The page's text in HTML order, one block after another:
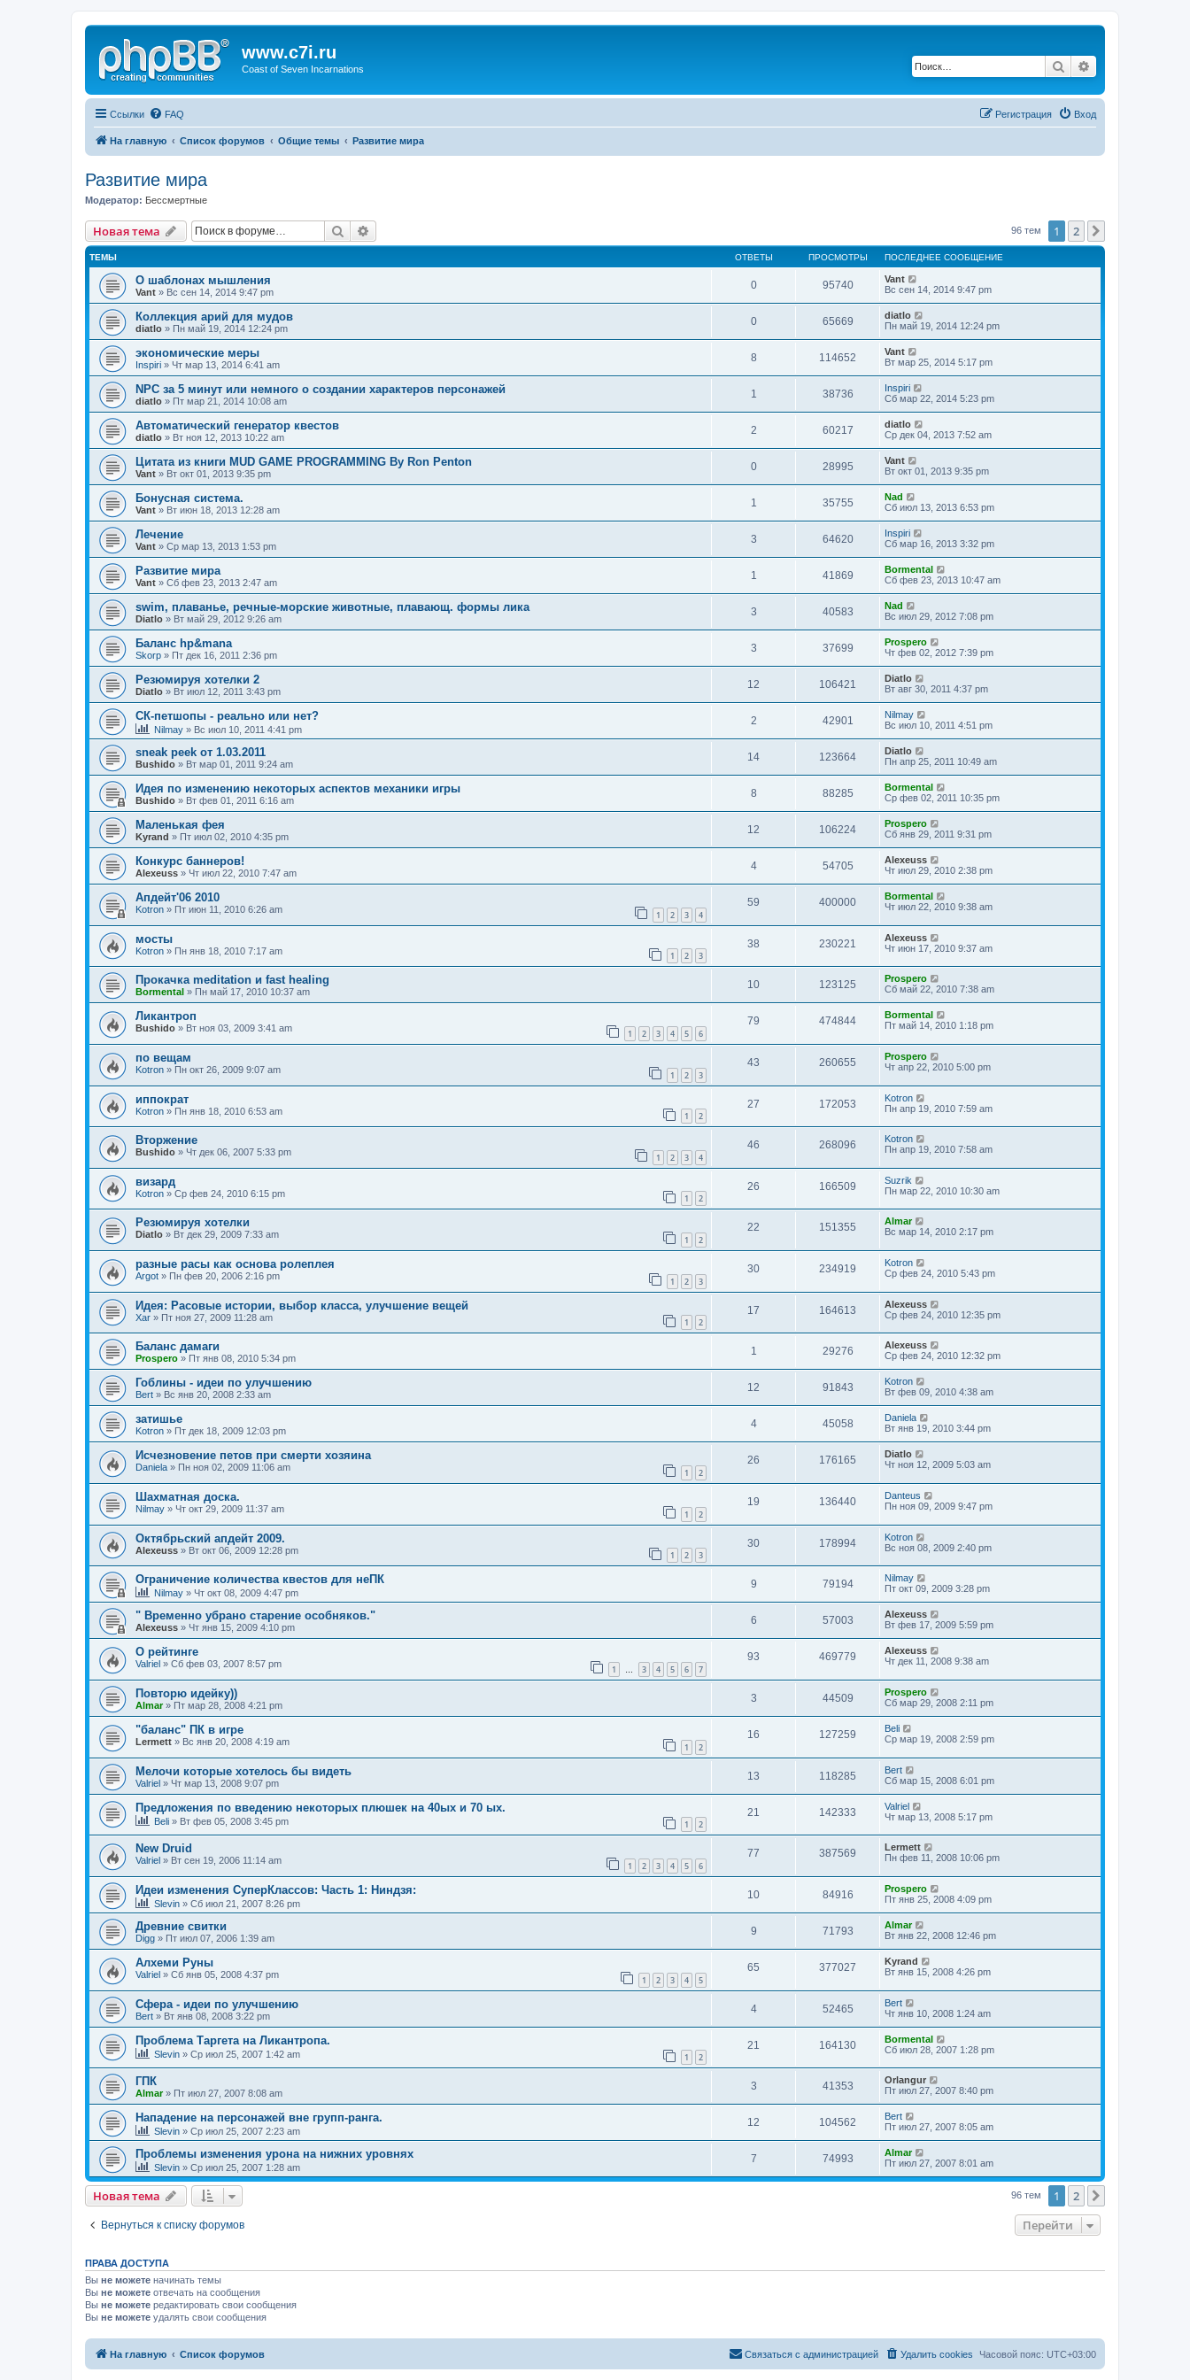
www.c7i.ru
Coast of Seven Incarnations Поиск
Ссылки FAQ Вход
Регистрация
На главную Список форумов Общие темы Развитие мира
Развитие мира
Модератор: Бессмертные
Новая тема Поиск 96 тем 1 2
ТЕМЫ ОТВЕТЫ ПРОСМОТРЫ ПОСЛЕДНЕЕ СООБЩЕНИЕ
О шаблонах мышления
Vant » Вс сен 14, 2014 9:47 pm
0 95740
Vant
Вс сен 14, 2014 9:47 pm
Коллекция арий для мудов
diatlo » Пн май 19, 2014 12:24 pm
0 65669
diatlo
Пн май 19, 2014 12:24 pm
экономические меры
Inspiri » Чт мар 13, 2014 6:41 am
8 114652
Vant
Вт мар 25, 2014 5:17 pm
NPC за 5 минут или немного о создании характеров персонажей
diatlo » Пт мар 21, 2014 10:08 am
1 38736
Inspiri
Сб мар 22, 2014 5:23 pm
Автоматический генератор квестов
diatlo » Вт ноя 12, 2013 10:22 am
2 60217
diatlo
Ср дек 04, 2013 7:52 am
Цитата из книги MUD GAME PROGRAMMING By Ron Penton
Vant » Вт окт 01, 2013 9:35 pm
0 28995
Vant
Вт окт 01, 2013 9:35 pm
Бонусная система.
Vant » Вт июн 18, 2013 12:28 am
1 35755
Nad
Сб июл 13, 2013 6:53 pm
Лечение
Vant » Ср мар 13, 2013 1:53 pm
3 64620
Inspiri
Сб мар 16, 2013 3:32 pm
Развитие мира
Vant » Сб фев 23, 2013 2:47 am
1 41869
Bormental
Сб фев 23, 2013 10:47 am
swim, плаванье, речные-морские животные, плавающ. формы лика
Diatlo » Вт май 29, 2012 9:26 am
3 40583
Nad
Вс июл 29, 2012 7:08 pm
Баланс hp&mana
Skorp » Пт дек 16, 2011 2:36 pm
3 37699
Prospero
Чт фев 02, 2012 7:39 pm
Резюмируя хотелки 2
Diatlo » Вт июл 12, 2011 3:43 pm
12 106421
Diatlo
Вт авг 30, 2011 4:37 pm
СК-петшопы - реально или нет?
Nilmay » Вс июл 10, 2011 4:41 pm
2 42901
Nilmay
Вс июл 10, 2011 4:51 pm
sneak peek от 1.03.2011
Bushido » Вт мар 01, 2011 9:24 am
14 123664
Diatlo
Пн апр 25, 2011 10:49 am
Идея по изменению некоторых аспектов механики игры
Bushido » Вт фев 01, 2011 6:16 am
8 88285
Bormental
Ср фев 02, 2011 10:35 pm
Маленькая фея
Kyrand » Пт июл 02, 2010 4:35 pm
12 106224
Prospero
Сб янв 29, 2011 9:31 pm
Конкурс баннеров!
Alexeuss » Чт июл 22, 2010 7:47 am
4 54705
Alexeuss
Чт июл 29, 2010 2:38 pm
Апдейт'06 2010
Kotron » Пт июн 11, 2010 6:26 am 1 2 3 4
59 400000
Bormental
Чт июл 22, 2010 9:38 am
мосты
Kotron » Пн янв 18, 2010 7:17 am 1 2 3
38 230221
Alexeuss
Чт июн 17, 2010 9:37 am
Прокачка meditation и fast healing
Bormental » Пн май 17, 2010 10:37 am
10 123125
Prospero
Сб май 22, 2010 7:38 am
Ликантроп
Bushido » Вт ноя 03, 2009 3:41 am 1 2 3 4 5 6
79 474844
Bormental
Пт май 14, 2010 1:18 pm
по вещам
Kotron » Пн окт 26, 2009 9:07 am 1 2 3
43 260655
Prospero
Чт апр 22, 2010 5:00 pm
иппократ
Kotron » Пн янв 18, 2010 6:53 am 1 2
27 172053
Kotron
Пн апр 19, 2010 7:59 am
Вторжение
Bushido » Чт дек 06, 2007 5:33 pm 1 2 3 4
46 268096
Kotron
Пн апр 19, 2010 7:58 am
визард
Kotron » Ср фев 24, 2010 6:15 pm 1 2
26 166509
Suzrik
Пн мар 22, 2010 10:30 am
Резюмируя хотелки
Diatlo » Вт дек 29, 2009 7:33 am 1 2
22 151355
Almar
Вс мар 14, 2010 2:17 pm
разные расы как основа ролеплея
Argot » Пн фев 20, 2006 2:16 pm 1 2 3
30 234919
Kotron
Ср фев 24, 2010 5:43 pm
Идея: Расовые истории, выбор класса, улучшение вещей
Xar » Пт ноя 27, 2009 11:28 am 1 2
17 164613
Alexeuss
Ср фев 24, 2010 12:35 pm
Баланс дамаги
Prospero » Пт янв 08, 2010 5:34 pm
1 29276
Alexeuss
Ср фев 24, 2010 12:32 pm
Гоблины - идеи по улучшению
Bert » Вс янв 20, 2008 2:33 am
12 91843
Kotron
Вт фев 09, 2010 4:38 am
затишье
Kotron » Пт дек 18, 2009 12:03 pm
4 45058
Daniela
Вт янв 19, 2010 3:44 pm
Исчезновение петов при смерти хозяина
Daniela » Пн ноя 02, 2009 11:06 am 1 2
26 176165
Diatlo
Чт ноя 12, 2009 5:03 am
Шахматная доска.
Nilmay » Чт окт 29, 2009 11:37 am 1 2
19 136440
Danteus
Пн ноя 09, 2009 9:47 pm
Октябрьский апдейт 2009.
Alexeuss » Вт окт 06, 2009 12:28 pm 1 2 3
30 178994
Kotron
Вс ноя 08, 2009 2:40 pm
Ограничение количества квестов для неПК
Nilmay » Чт окт 08, 2009 4:47 pm
9 79194
Nilmay
Пт окт 09, 2009 3:28 pm
" Временно убрано старение особняков."
Alexeuss » Чт янв 15, 2009 4:10 pm
6 57003
Alexeuss
Вт фев 17, 2009 5:59 pm
О рейтинге
Valriel » Сб фев 03, 2007 8:57 pm 1 … 3 4 5 6 7
93 469779
Alexeuss
Чт дек 11, 2008 9:38 am
Повторю идейку))
Almar» Пт мар 28, 2008 4:21 pm
3 44509
Prospero
Сб мар 29, 2008 2:11 pm
"баланс" ПК в игре
Lermett » Вс янв 20, 2008 4:19 am 1 2
16 127259
Beli
Ср мар 19, 2008 2:59 pm
Мелочи которые хотелось бы видеть
Valriel » Чт мар 13, 2008 9:07 pm
13 118285
Bert
Сб мар 15, 2008 6:01 pm
Предложения по введению некоторых плюшек на 40ых и 70 ых.
Beli » Вт фев 05, 2008 3:45 pm 1 2
21 142333
Valriel
Чт мар 13, 2008 5:17 pm
New Druid
Valriel » Вт сен 19, 2006 11:14 am 1 2 3 4 5 6
77 387569
Lermett
Пн фев 11, 2008 10:06 pm
Идеи изменения СуперКлассов: Часть 1: Ниндзя:
Slevin » Сб июл 21, 2007 8:26 pm
10 84916
Prospero
Пт янв 25, 2008 4:09 pm
Древние свитки
Digg » Пт июл 07, 2006 1:39 am
9 71793
Almar
Вт янв 22, 2008 12:46 pm
Алхеми Руны
Valriel » Сб янв 05, 2008 4:37 pm 1 2 3 4 5
65 377027
Kyrand
Вт янв 15, 2008 4:26 pm
Сфера - идеи по улучшению
Bert » Вт янв 08, 2008 3:22 pm
4 52465
Bert
Чт янв 10, 2008 1:24 am
Проблема Таргета на Ликантропа.
Slevin » Ср июл 25, 2007 1:42 am 1 2
21 164130
Bormental
Сб июл 28, 2007 1:28 pm
ГПК
Almar» Пт июл 27, 2007 8:08 am
3 41353
Orlangur
Пт июл 27, 2007 8:40 pm
Нападение на персонажей вне групп-ранга.
Slevin » Ср июл 25, 2007 2:23 am
12 104562
Bert
Пт июл 27, 2007 8:05 am
Проблемы изменения урона на нижних уровнях
Slevin » Ср июл 25, 2007 1:28 am
7 74993
Almar
Пт июл 27, 2007 8:01 am
Новая тема 96 тем 1 2
Вернуться к списку форумов Перейти
ПРАВА ДОСТУПА
Вы не можете начинать темы
Вы не можете отвечать на сообщения
Вы не можете редактировать свои сообщения
Вы не можете удалять свои сообщения
На главную Список форумов Часовой пояс: UTC+03:00
Удалить cookies
Связаться с администрацией